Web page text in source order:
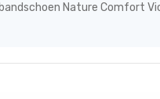
Nature Comfort